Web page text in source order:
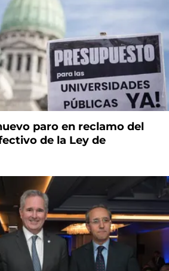
paro en reclamo del
de la Ley de